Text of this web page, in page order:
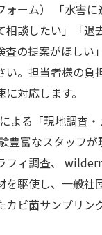
ォーム） 「水害
相談したい」「退
査の提案がほしい
い。担当者様の負
対応します。
よる「現地調査
豊富なスタッフ
フィ調査、
を駆使し、一般社
カビ菌サンプリン